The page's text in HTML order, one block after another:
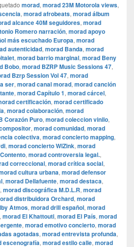
morad, morad 23M Motorola views,
, morad afrobeats, morad álbum
alcance 40M seguidores, morad
Romero narración, morad apoyo
más escuchado Europa, morad
autenticidad, morad Banda, morad
, morad barrio marginal, morad Beny
Bobo, morad BZRP Music Sessions 47,
Bzrp Session Vol 47, morad
ser, morad canal morad, morad canción
, morad Capítulo 1, morad cárcel,
certificación, morad certificado
, morad colaboración, morad
Corazón Puro, morad coleccion vinilo,
, morad comunidad, morad
colectiva, morad concierto mapping,
, morad concierto WiZink, morad
, morad controversia legal.,
correccional, morad crítica social,
cultura urbana, morad defensor
, morad Dellafuente, morad destaca,
, morad discográfica M.D.L.R, morad
distribuidora Orchard, morad
Atmos, morad drill español, morad
, morad El Khattouti, morad El País, morad
, morad emotivo concierto, morad
agotadas, morad entrevista profunda,
escenografía, morad estilo calle, morad